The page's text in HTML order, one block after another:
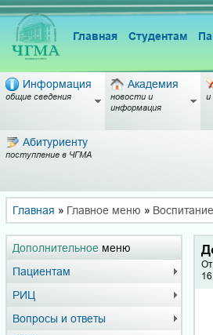
Главная Студентам
Информация
общие сведения
Академия
новости и
информация
и
Абитуриенту
поступление в ЧГМА
Главная » Главное меню » Воспитание
Дополнительное меню
Пациентам
РИЦ
Вопросы и ответы